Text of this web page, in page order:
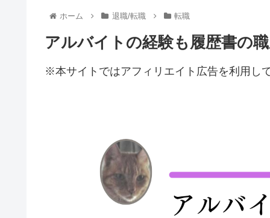
ホーム 退職/転職 転職
アルバイトの経験も履歴書の
※本サイトではアフィリエイト広告を利用し